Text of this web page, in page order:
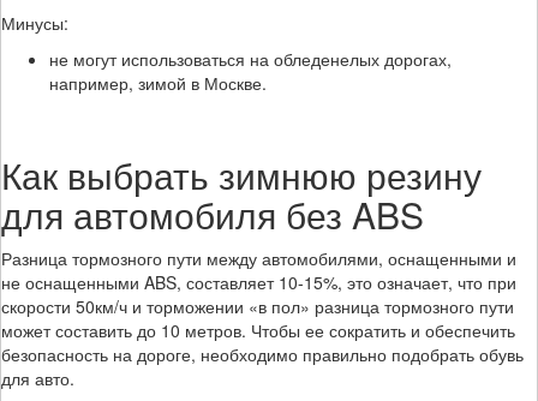
Минусы:
не могут использоваться на обледенелых дорогах,
например, зимой в Москве.
Как выбрать зимнюю резину
для автомобиля без ABS
Разница тормозного пути между автомобилями, оснащенными и
не оснащенными ABS, составляет 10-15%, это означает, что при
скорости 50км/ч и торможении «в пол» разница тормозного пути
может составить до 10 метров. Чтобы ее сократить и обеспечить
безопасность на дороге, необходимо правильно подобрать обувь
для авто.